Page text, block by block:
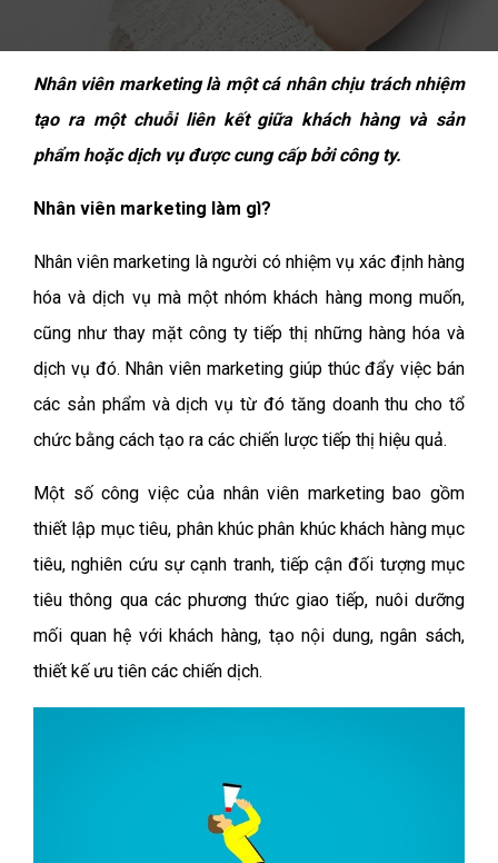
Nhân viên marketing là một cá nhân chịu trách nhiệm
tạo ra một chuỗi liên kết giữa khách hàng và sản
phẩm hoặc dịch vụ được cung cấp bởi công ty.
Nhân viên marketing làm gì?
Nhân viên marketing là người có nhiệm vụ xác định hàng
hóa và dịch vụ mà một nhóm khách hàng mong muốn,
cũng như thay mặt công ty tiếp thị những hàng hóa và
dịch vụ đó. Nhân viên marketing giúp thúc đẩy việc bán
các sản phẩm và dịch vụ từ đó tăng doanh thu cho tổ
chức bằng cách tạo ra các chiến lược tiếp thị hiệu quả.
Một số công việc của nhân viên marketing bao gồm
thiết lập mục tiêu, phân khúc phân khúc khách hàng mục
tiêu, nghiên cứu sự cạnh tranh, tiếp cận đối tượng mục
tiêu thông qua các phương thức giao tiếp, nuôi dưỡng
mối quan hệ với khách hàng, tạo nội dung, ngân sách,
thiết kế ưu tiên các chiến dịch.